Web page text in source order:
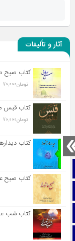
صفحه نخست
تماس با ما
آپارات
آثار و تألیفات
کتاب صبح
تومان70,000
کتاب قبس
تومان70,000
کتاب
کتاب صبح
کتاب شب